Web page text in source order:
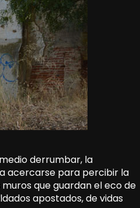
derrumbar, la
acercarse para percibir la
que guardan el eco de
apostados, de vidas